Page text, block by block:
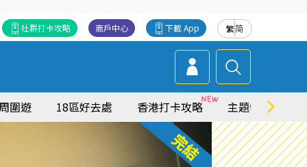
繁简
下載 App
商戶中心
社群打卡攻略
圍遊 18區好去處 香港打卡攻略 主題特集